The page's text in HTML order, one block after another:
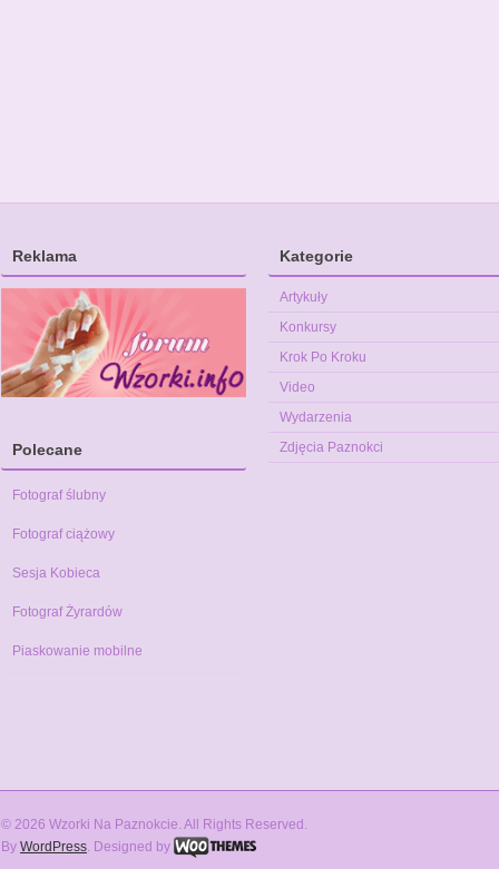
Reklama
Polecane
Fotograf ślubny
Fotograf ciążowy
Sesja Kobieca
Fotograf Żyrardów
Piaskowanie mobilne
Kategorie
Artykuły
Konkursy
Krok Po Kroku
Video
Wydarzenia
Zdjęcia Paznokci
© 2026 Wzorki Na Paznokcie. All Rights Reserved.
By WordPress. Designed by